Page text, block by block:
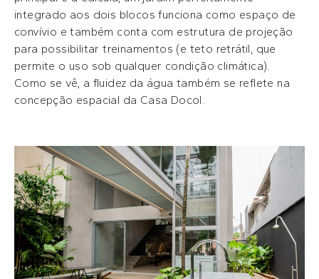
integrado aos dois blocos funciona como espaço de
convívio e também conta com estrutura de projeção
para possibilitar treinamentos (e teto retrátil, que
permite o uso sob qualquer condição climática).
Como se vê, a fluidez da água também se reflete na
concepção espacial da Casa Docol.